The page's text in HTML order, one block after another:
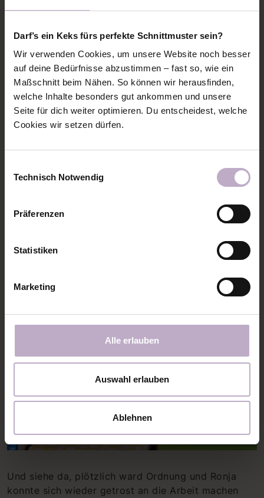
Darf’s ein Keks fürs perfekte Schnittmuster sein?
Wir verwenden Cookies, um unsere Website noch besser
auf deine Bedürfnisse abzustimmen – fast so, wie ein
Maßschnitt beim Nähen. So können wir herausfinden,
welche Inhalte besonders gut ankommen und unsere
Seite für dich weiter optimieren. Du entscheidest, welche
Cookies wir setzen dürfen.
Technisch Notwendig
Präferenzen
Statistiken
Marketing
Alle erlauben
Auswahl erlauben
Ablehnen
Zuerst einen passenden Stoff aussuchen und die
Dose damit bekleben. Ich habe zuerst Sprühkleber
genommen, da der aber schon etwas älter war, hat
fast noch einfacher ging. Und es hält total gut, hätte
Die Ränder der Dosen habe ich dann nochmal mit
Und siehe da, plötzlich ward Ordnung und Ronja
konnte sich wieder getrost an die Arbeit machen